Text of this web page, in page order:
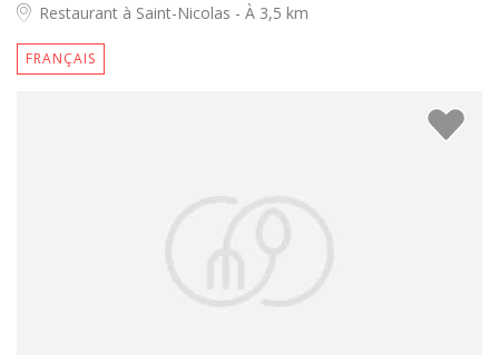
Restaurant à Saint-Nicolas - À 3,5 km
FRANÇAIS